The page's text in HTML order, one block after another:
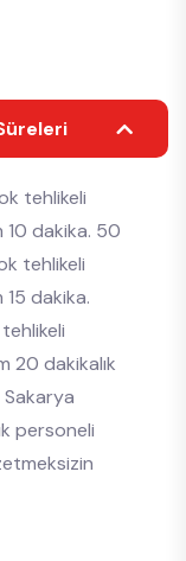
tehlikeli
10 dakika. 50
tehlikeli
15 dakika.
20 dakikalık
personeli